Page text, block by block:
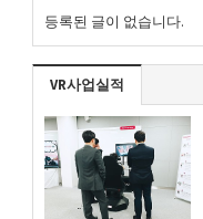
안전교육 프로그램 운영
공고
등록된 글이 없습니다.
VR사업실적